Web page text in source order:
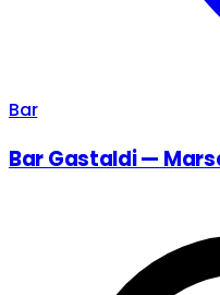
Bar
Bar Gastaldi —